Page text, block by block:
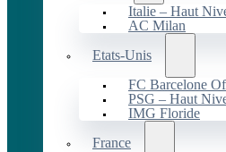
Italie – Haut
AC Milan
Etats-Unis
FC Barcelone
PSG – Haut
IMG Floride
France